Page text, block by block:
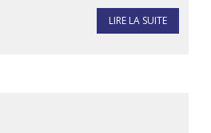
LIRE LA SUITE